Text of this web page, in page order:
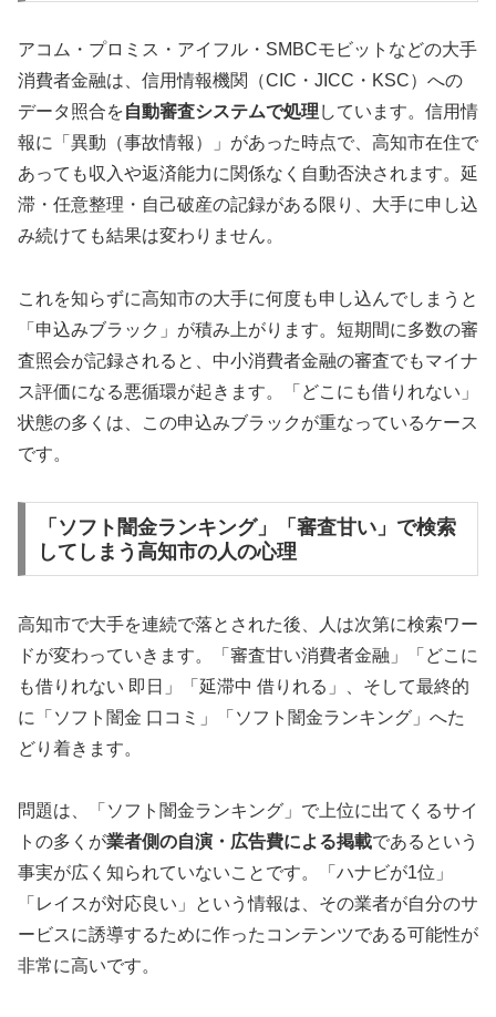
アコム・プロミス・アイフル・SMBCモビットなどの大手
消費者金融は、信用情報機関（CIC・JICC・KSC）への
データ照合を自動審査システムで処理 しています。信用情
報に「異動（事故情報）」があった時点で、高知市在住で
あっても収入や返済能力に関係なく自動否決されます。延
滞・任意整理・自己破産の記録がある限り、大手に申し込
み続けても結果は変わりません。
これを知らずに高知市の大手に何度も申し込んでしまうと
「申込みブラック」が積み上がります。短期間に多数の審
査照会が記録されると、中小消費者金融の審査でもマイナ
ス評価になる悪循環が起きます。「どこにも借りれない」
状態の多くは、この申込みブラックが重なっているケース
です。
「ソフト闇金ランキング」「審査甘い」で検索
してしまう高知市の人の心理
高知市で大手を連続で落とされた後、人は次第に検索ワー
ドが変わっていきます。「審査甘い消費者金融」「どこに
も借りれない 即日」「延滞中 借りれる」、そして最終的
に「ソフト闇金 口コミ」「ソフト闇金ランキング」へた
どり着きます。
問題は、「ソフト闇金ランキング」で上位に出てくるサイ
トの多くが業者側の自演・広告費による掲載であるという
事実が広く知られていないことです。「ハナビが1位」
「レイスが対応良い」という情報は、その業者が自分のサ
ービスに誘導するために作ったコンテンツである可能性が
非常に高いです。